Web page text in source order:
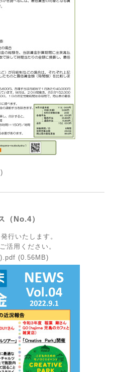
（No.4）
行いたします。
活用ください。
(0.56MB)